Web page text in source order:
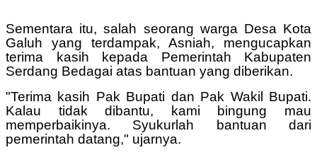
Sementara itu, salah seorang warga Desa Kota
Galuh yang terdampak, Asniah, mengucapkan
terima kasih kepada Pemerintah Kabupaten
Serdang Bedagai atas bantuan yang diberikan.
"Terima kasih Pak Bupati dan Pak Wakil Bupati.
Kalau tidak dibantu, kami bingung mau
memperbaikinya. Syukurlah bantuan dari
pemerintah datang," ujarnya.